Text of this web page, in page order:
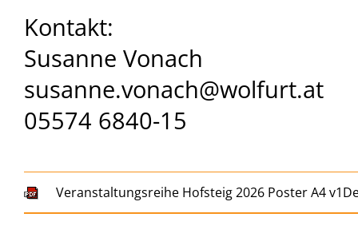
Kontakt:
Susanne Vonach
susanne.vonach@wolfurt.at
05574 6840-15
Veranstaltungsreihe Hofsteig 2026 Poster A4